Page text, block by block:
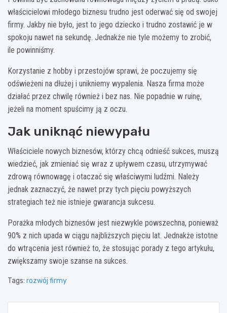
właścicielowi młodego biznesu trudno jest oderwać się od swojej
firmy. Jakby nie było, jest to jego dziecko i trudno zostawić je w
spokoju nawet na sekundę. Jednakże nie tyle możemy to zrobić,
ile powinniśmy.
Korzystanie z hobby i przestojów sprawi, że poczujemy się
odświeżeni na dłużej i unikniemy wypalenia. Nasza firma może
działać przez chwilę również i bez nas. Nie popadnie w ruinę,
jeżeli na moment spuścimy ją z oczu.
Jak uniknąć niewypału
Właściciele nowych biznesów, którzy chcą odnieść sukces, muszą
wiedzieć, jak zmieniać się wraz z upływem czasu, utrzymywać
zdrową równowagę i otaczać się właściwymi ludźmi. Należy
jednak zaznaczyć, że nawet przy tych pięciu powyższych
strategiach też nie istnieje gwarancja sukcesu.
Porażka młodych biznesów jest niezwykle powszechna, ponieważ
90% z nich upada w ciągu najbliższych pięciu lat. Jednakże istotne
do wtrącenia jest również to, że stosując porady z tego artykułu,
zwiększamy swoje szanse na sukces.
Tags: rozwój firmy